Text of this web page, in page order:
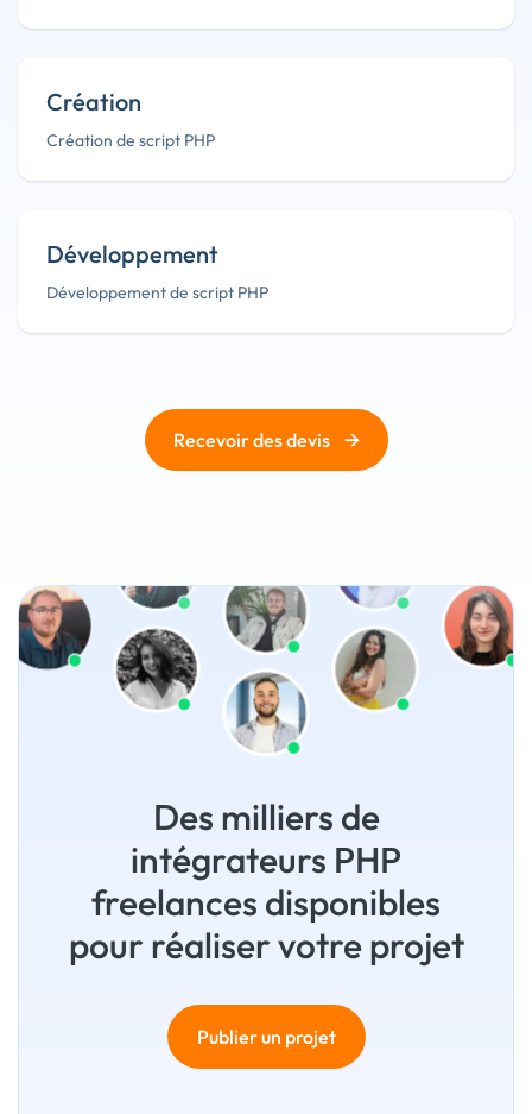
Création
Création de script PHP
Développement
Développement de script PHP
Recevoir des devis →
Des milliers de
intégrateurs PHP
freelances disponibles
pour réaliser votre projet
Publier un projet